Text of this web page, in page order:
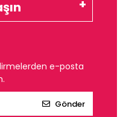
e-posta
Gönder